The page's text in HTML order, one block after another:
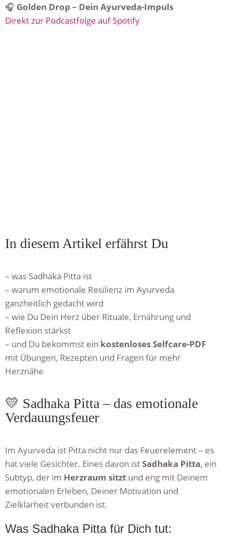
🎧 Golden Drop – Dein Ayurveda-Impuls
Direkt zur Podcastfolge auf Spotify
In diesem Artikel erfährst Du
– was Sadhaka Pitta ist
– warum emotionale Resilienz im Ayurveda
ganzheitlich gedacht wird
– wie Du Dein Herz über Rituale, Ernährung und
Reflexion stärkst
– und Du bekommst ein kostenloses Selfcare-PDF
mit Übungen, Rezepten und Fragen für mehr
Herznähe
💛 Sadhaka Pitta – das emotionale
Verdauungsfeuer
Im Ayurveda ist Pitta nicht nur das Feuerelement – es
hat viele Gesichter. Eines davon istSadhaka Pitta, ein
Subtyp, der im Herzraum sitzt und eng mit Deinem
emotionalen Erleben, Deiner Motivation und
Zielklarheit verbunden ist.
Was Sadhaka Pitta für Dich tut: